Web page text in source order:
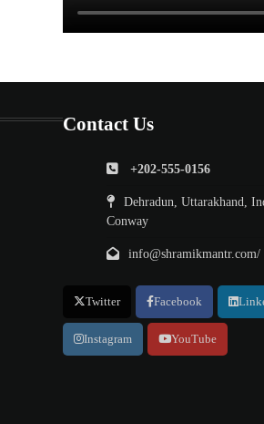
Contact Us
+202-555-0156
Dehradun, Uttarakhand,
Conway
info@shramikmantr.com/
Twitter Facebook
Instagram YouTube